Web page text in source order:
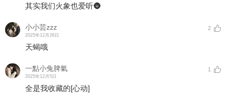
其实我们火象也爱听🌚
小小芸zzz
2025年12月26日
2
天蝎哦
一點小兔脾氣
2025年12月5日
1
全是我收藏的[心动]